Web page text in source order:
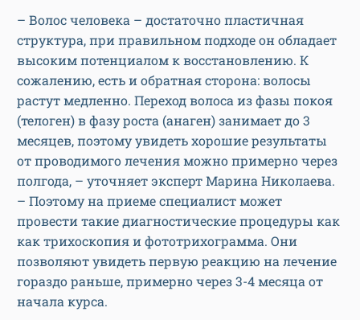
– Волос человека – достаточно пластичная
структура, при правильном подходе он обладает
высоким потенциалом к восстановлению. К
сожалению, есть и обратная сторона: волосы
растут медленно. Переход волоса из фазы покоя
(телоген) в фазу роста (анаген) занимает до 3
месяцев, поэтому увидеть хорошие результаты
от проводимого лечения можно примерно через
полгода, – уточняет эксперт Марина Николаева.
– Поэтому на приеме специалист может
провести такие диагностические процедуры как
как трихоскопия и фототрихограмма. Они
позволяют увидеть первую реакцию на лечение
гораздо раньше, примерно через 3-4 месяца от
начала курса.